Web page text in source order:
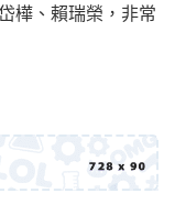
樺、賴瑞榮，非常